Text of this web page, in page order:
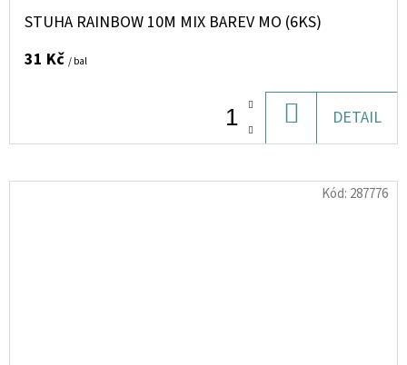
STUHA RAINBOW 10M MIX BAREV MO (6KS)
31 Kč / bal
KOŠÍKU
DETAIL
Kód: 287776